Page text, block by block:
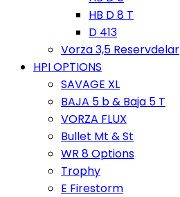
HB D 8 T
D 413
Vorza 3,5 Reservdelar
HPI OPTIONS
SAVAGE XL
BAJA 5 b & Baja 5 T
VORZA FLUX
Bullet Mt & St
WR 8 Options
Trophy
E Firestorm